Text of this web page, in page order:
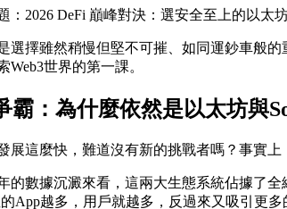
： 2026 DeFi 巔峰對決：選安全至上的以太
選擇雖然稍慢但堅不可摧、如同運鈔車般
世界的第一課。
霸：為什麼依然是以太坊與
展這麼快，難道沒有新的挑戰者嗎？事實
的數據沉澱來看，這兩大生態系統佔據了
App越多，用戶就越多，反過來又吸引更多